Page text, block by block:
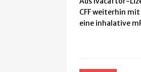
[ 30. Juni 2025 ] Warum
USA:
CFF weiterhin
eine inhalative